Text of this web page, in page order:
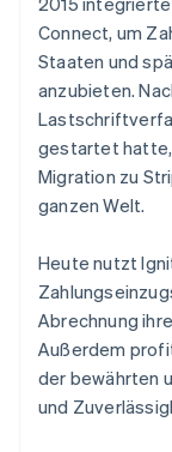
Connect, um
Staaten und
anzubieten.
gestartet hatte,
Migration zu
ganzen Welt.
Heute nutzt
Abrechnung
Außerdem
der bewährten
und